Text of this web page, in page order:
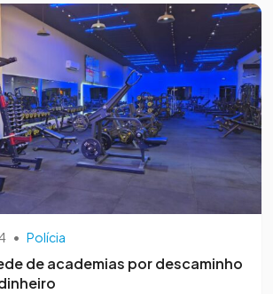
• Polícia
de academias por descaminho